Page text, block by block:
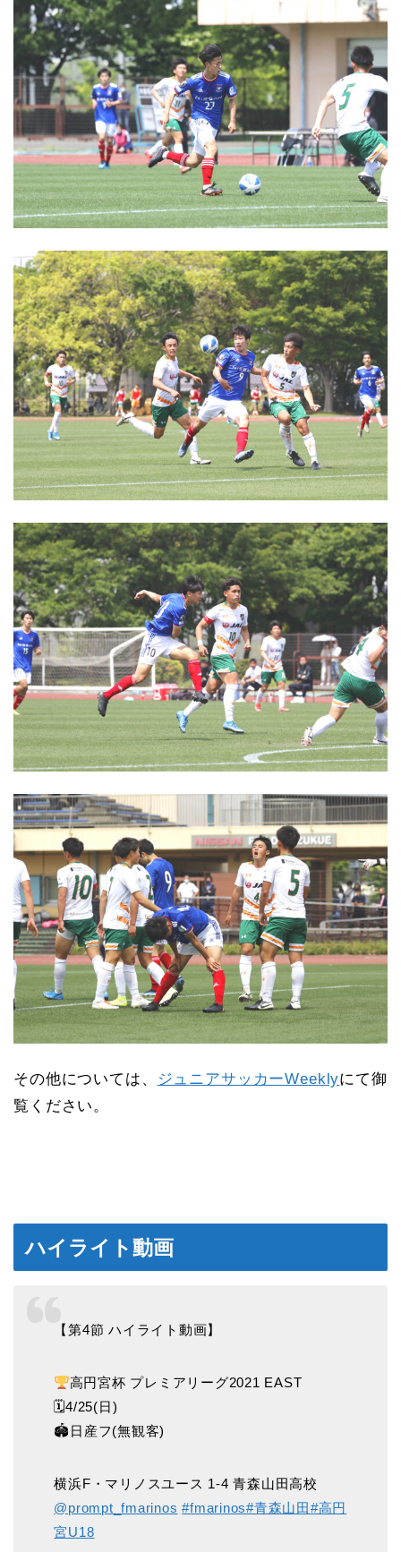
その他については、 ジュニアサッカーWeeklyにて御
覧ください。
ハイライト動画
【第4節 ハイライト動画】
高円宮杯 プレミアリーグ2021 EAST
🗓4/25(日)
🏟日産フ(無観客)
横浜F・マリノスユース 1-4 青森山田高校
@prompt_fmarinos #fmarinos#青森山田#高円
宮U18